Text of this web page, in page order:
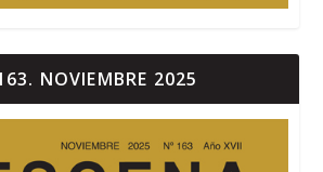
NOVIEMBRE 2025